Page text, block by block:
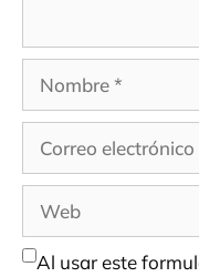
Nombre
electrónico
Al usar este